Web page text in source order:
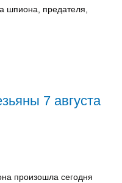
шпиона, предателя,
7 августа
произошла сегодня